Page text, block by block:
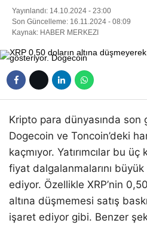
Yayınlandı: 14.10.2024 - 23:00
Son Güncelleme: 16.11.2024 - 08:09
Kaynak: HABER MERKEZI
Kripto para dünyasında son
Dogecoin ve Toncoin’deki
kaçmıyor. Yatırımcılar bu
fiyat dalgalanmalarını
ediyor. Özellikle XRP’nin
altına düşmemesi satış
işaret ediyor gibi. Benzer